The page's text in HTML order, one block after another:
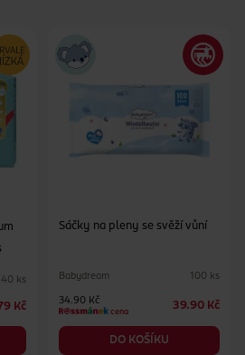
podle normy Standard 100
čisticími ubrousky Pampers
40 ks
Kč
Sáčky na pleny se svěží vůní
Babydream 100 ks
34.90 Kč
cena
39.90 Kč
DO KOŠÍKU